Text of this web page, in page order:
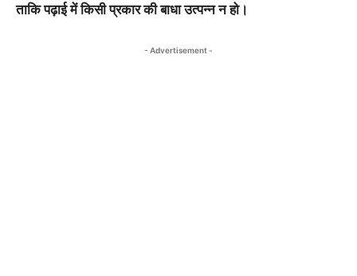
ताकि पढ़ाई में किसी प्रकार की बाधा उत्पन्न न हो।
- Advertisement -